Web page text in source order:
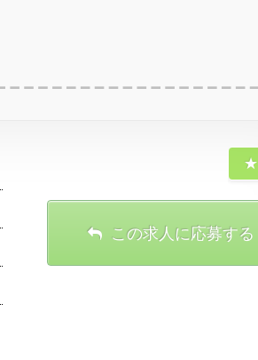
この求人に応募する